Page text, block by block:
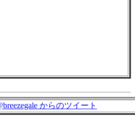
からのツイート